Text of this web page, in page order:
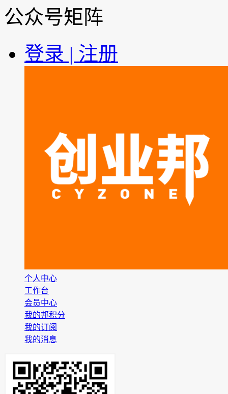
公众号矩阵
登录 | 注册
个人中心
工作台
会员中心
我的邦积分
我的订阅
我的消息